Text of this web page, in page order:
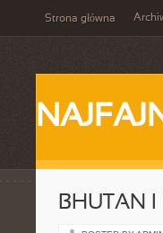
Strona główna
BHUTAN I